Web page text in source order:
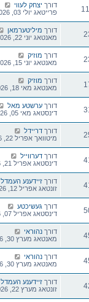
דורך יצחק לעווי
פרייטאג יולי 03, 2026 7:40 am
דורך מיליטערמאן
מאנטאג יוני 22, 2026 6:50 pm
דורך מוזיק
מאנטאג יוני 15, 2026 7:26 pm
דורך מוזיק
מאנטאג מאי 18, 2026 4:34 pm
דורך ערשטע מאל
דינסטאג מאי 05, 2026 5:41 am
דורך דריידל
מיטוואך אפריל 22, 2026 11:08 pm
דורך דערווייל
דינסטאג אפריל 21, 2026 8:14 pm
דורך זיידענע העמדל
זונטאג אפריל 12, 2026 2:15 pm
דורך געשיכטע
דינסטאג אפריל 07, 2026 3:53 pm
דורך נהוראי
מאנטאג מערץ 30, 2026 9:36 pm
דורך נהוראי
מאנטאג מערץ 30, 2026 9:35 pm
דורך זיידענע העמדל
זונטאג מערץ 22, 2026 6:04 pm